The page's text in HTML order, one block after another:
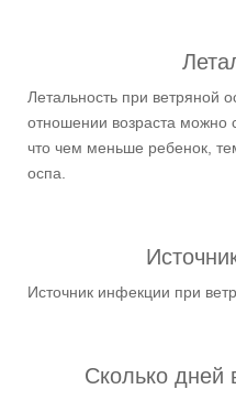
Летальность при ветряной
отношении возраста можно
что чем меньше ребенок,
оспа.
Источник инфекции при
Сколько дней